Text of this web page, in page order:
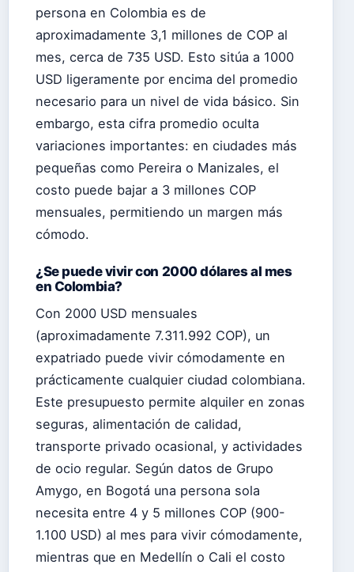
persona en Colombia es de
aproximadamente 3,1 millones de COP al
mes, cerca de 735 USD. Esto sitúa a 1000
USD ligeramente por encima del promedio
necesario para un nivel de vida básico. Sin
embargo, esta cifra promedio oculta
variaciones importantes: en ciudades más
pequeñas como Pereira o Manizales, el
costo puede bajar a 3 millones COP
mensuales, permitiendo un margen más
cómodo.
¿Se puede vivir con 2000 dólares al mes
en Colombia?
Con 2000 USD mensuales
(aproximadamente 7.311.992 COP), un
expatriado puede vivir cómodamente en
prácticamente cualquier ciudad colombiana.
Este presupuesto permite alquiler en zonas
seguras, alimentación de calidad,
transporte privado ocasional, y actividades
de ocio regular. Según datos de Grupo
Amygo, en Bogotá una persona sola
necesita entre 4 y 5 millones COP (900-
1.100 USD) al mes para vivir cómodamente,
mientras que en Medellín o Cali el costo